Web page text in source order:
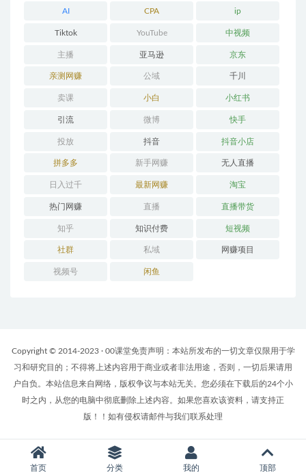
AI CPA ip
Tiktok YouTube 中视频
主播 亚马逊 京东
亲测网赚 公域 千川
卖课 小白 小红书
引流 微博 快手
投放 抖音 抖音小店
拼多多 新手网赚 无人直播
日入过千 最新网赚 淘宝
热门网赚 直播 直播带货
知乎 知识付费 短视频
社群 私域 网赚项目
视频号 闲鱼
Copyright © 2014-2023 · 00课堂免责声明：本站所发布的一切文章仅限用于学
习和研究目的；不得将上述内容用于商业或者非法用途，否则，一切后果请用
户自负。本站信息来自网络，版权争议与本站无关。您必须在下载后的24个小
时之内，从您的电脑中彻底删除上述内容。如果您喜欢该资料，请支持正
版！！如有侵权请邮件与我们联系处理
首页 分类 我的 顶部